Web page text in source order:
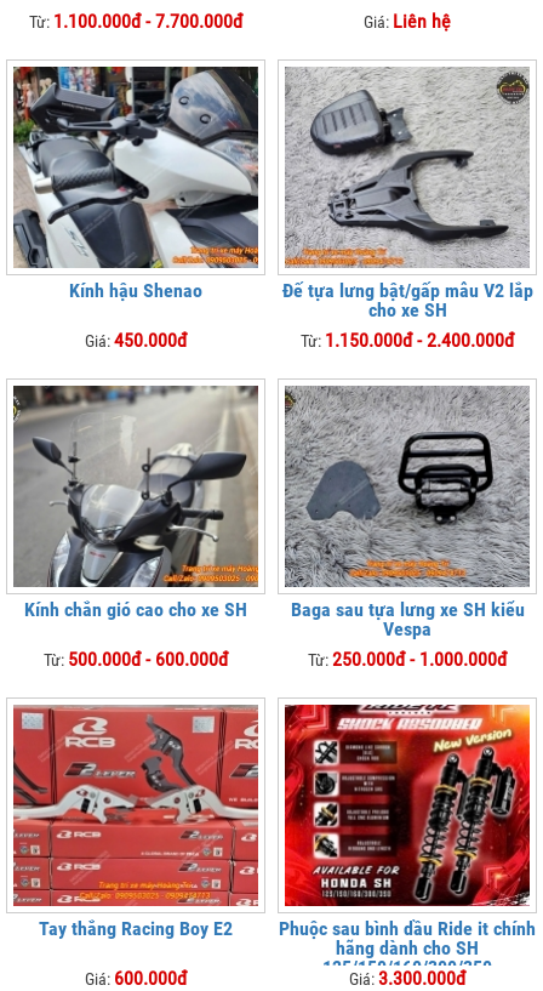
Từ: 1.100.000đ - 7.700.000đ Giá: Liên hệ
Kính hậu Shenao
Giá:450.000đ
Đế tựa lưng bật/gấp mẫu V2 lắp
cho xe SH
Từ: 1.150.000đ - 2.400.000đ
Kính chắn gió cao cho xe SH
Từ: 500.000đ - 600.000đ
Baga sau tựa lưng xe SH kiểu
Vespa
Từ:250.000đ - 1.000.000đ
Tay thắng Racing Boy E2
Giá: 600.000đ
Phuộc sau bình dầu Ride it chính
hãng dành cho SH
125/150/160/300/350
Giá:3.300.000đ